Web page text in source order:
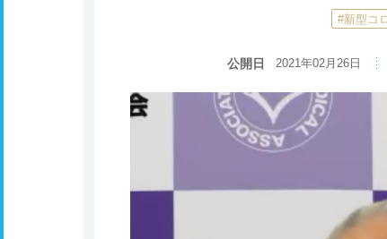
#新型コ
公開日 2021年02月26日